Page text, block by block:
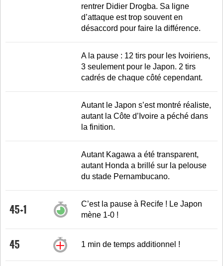
rentrer Didier Drogba. Sa ligne
d’attaque est trop souvent en
désaccord pour faire la différence.
A la pause : 12 tirs pour les Ivoiriens,
3 seulement pour le Japon. 2 tirs
cadrés de chaque côté cependant.
Autant le Japon s’est montré réaliste,
autant la Côte d’Ivoire a péché dans
la finition.
Autant Kagawa a été transparent,
autant Honda a brillé sur la pelouse
du stade Pernambucano.
45+1
C’est la pause à Recife ! Le Japon
mène 1-0 !
45 1 min de temps additionnel !